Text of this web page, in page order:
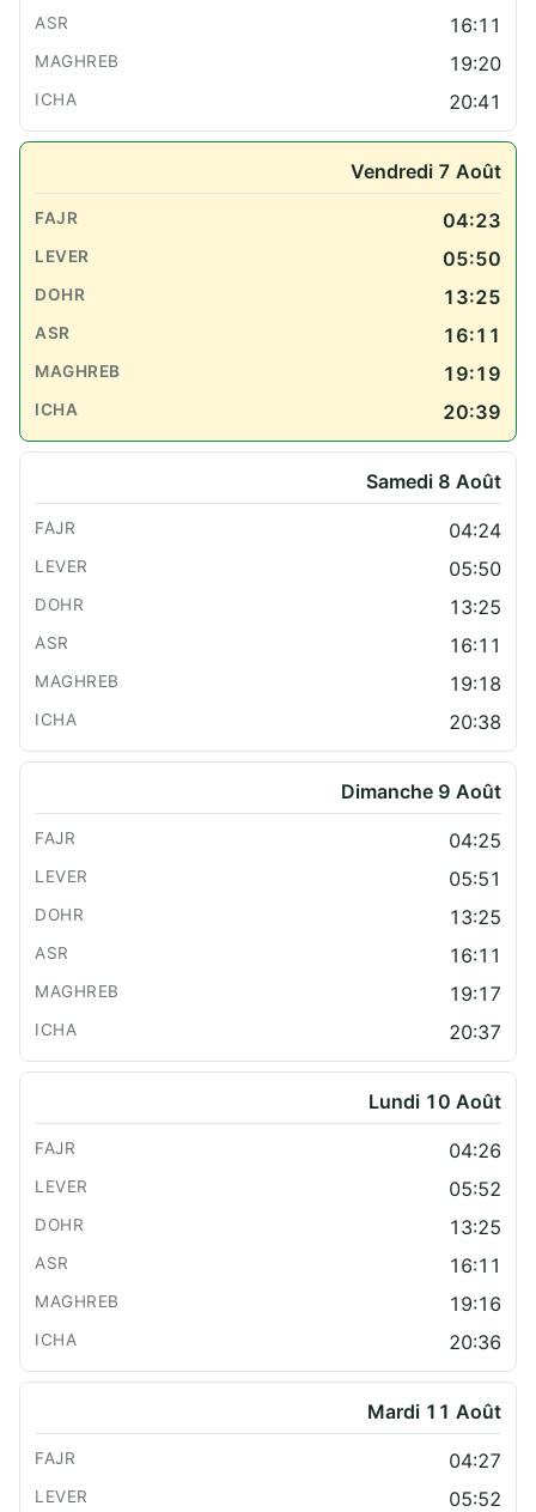
16:11
19:20
20:41
Vendredi 7 Août
04:23
05:50
13:25
16:11
19:19
20:39
Samedi 8 Août
04:24
05:50
13:25
16:11
19:18
20:38
Dimanche 9 Août
04:25
05:51
13:25
16:11
19:17
20:37
Lundi 10 Août
04:26
05:52
13:25
16:11
19:16
20:36
Mardi 11 Août
04:27
05:52